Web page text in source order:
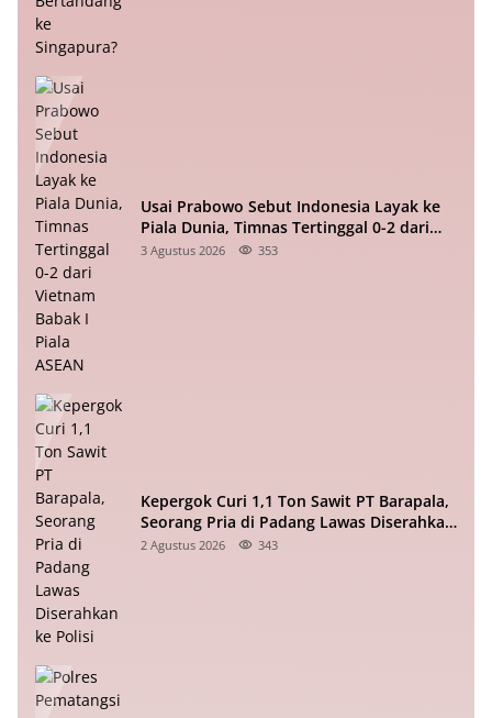
Usai Prabowo Sebut Indonesia Layak ke
Piala Dunia, Timnas Tertinggal 0-2 dari
Vietnam Babak I Piala ASEAN
3 Agustus 2026 353
Kepergok Curi 1,1 Ton Sawit PT Barapala,
Seorang Pria di Padang Lawas Diserahkan
ke Polisi
2 Agustus 2026 343